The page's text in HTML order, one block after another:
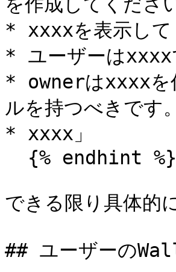
* xxxxを表示して
* ユーザーはxxxx
* ownerはxxxxを
ルを持つべきです
* xxxx」
できる限り具体的
## ユーザーの